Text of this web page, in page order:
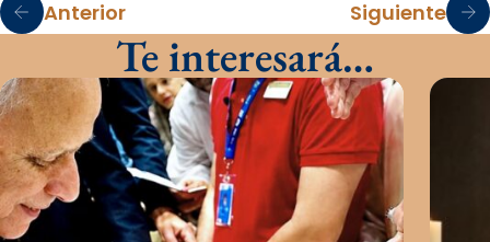
Anterior Siguiente
Te interesará…